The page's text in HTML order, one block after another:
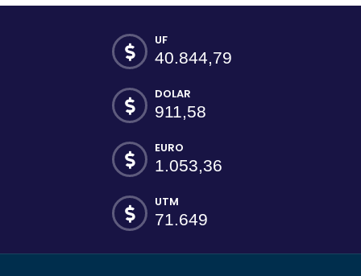
UF
40.844,79
DOLAR
911,58
EURO
1.053,36
UTM
71.649